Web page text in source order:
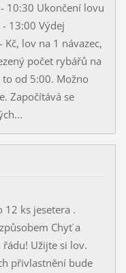
10:30 Ukončení lovu
13:00 Výdej
lov na 1 návazec,
počet rybářů na
od 5:00. Možno
Započítává se
12 ks jesetera .
Chyť a
Užijte si lov.
přivlastnění bude